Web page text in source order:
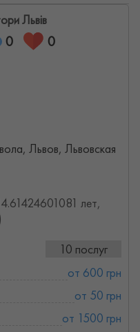
Львів
0 0
Львов, Львовская
лет,
10 послуг
от 600 грн
от 50 грн
от 1500 грн